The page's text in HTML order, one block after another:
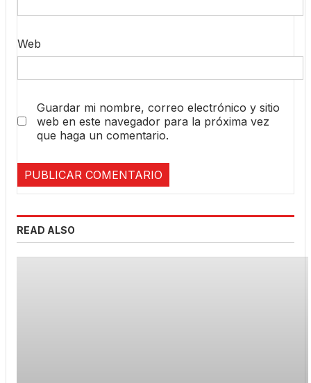
Web
Guardar mi nombre, correo electrónico y sitio
web en este navegador para la próxima vez
que haga un comentario.
READ ALSO